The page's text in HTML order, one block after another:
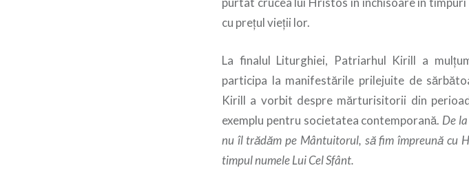
cu preţul vieţii lor.
La finalul Liturghiei, Patriarhul Kirill a
participa la manifestările prilejuite de
Kirill a vorbit despre mărturisitorii din
exemplu pentru societatea contemporană. De
nu îl trădăm pe Mântuitorul, să fim împreună cu
timpul numele Lui Cel Sfânt.